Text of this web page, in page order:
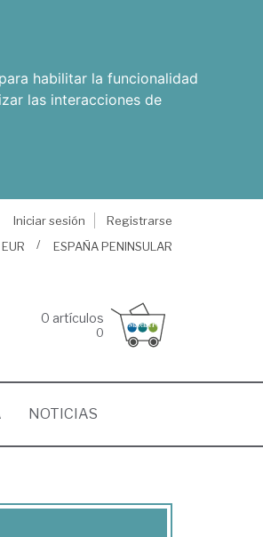
para habilitar la funcionalidad
las interacciones de
Iniciar sesión
Registrarse
EUR ESPAÑA PENINSULAR
0 artículos
0
NOTICIAS